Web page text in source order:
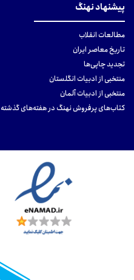
پیشنهاد نهنگ
مطالعات انقلاب
تاریخ معاصر ایران
تجدید چاپی‌ها
منتخبی از ادبیات انگلستان
منتخبی از ادبیات آلمان
کتاب‌های پرفروش نهنگ در هفته‌های گذشته